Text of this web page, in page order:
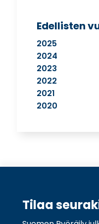
Edellisten
2025
2024
2023
2022
2021
2020
Tilaa